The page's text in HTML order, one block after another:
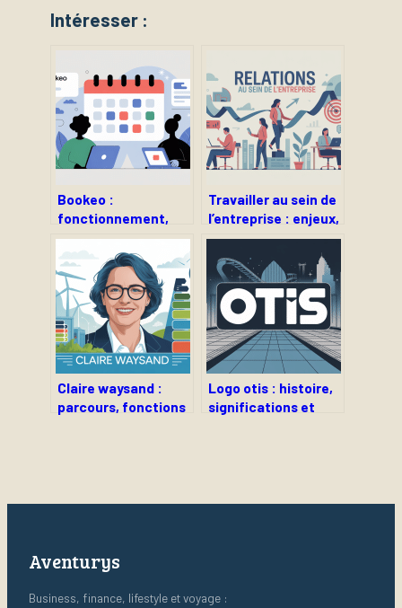
Intéresser :
Bookeo :
fonctionnement,
avis et bonnes
pratiques pour
mieux réserver en
ligne
Travailler au sein de
l’entreprise : enjeux,
pratiques et bonnes
stratégies
Claire waysand :
parcours, fonctions
Logo otis : histoire,
significations et
Aventurys
Business, finance, lifestyle et voyage :